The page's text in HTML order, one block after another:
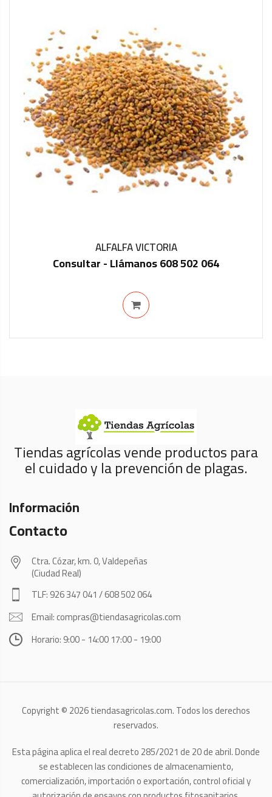
IN STOCK
ALFALFA VICTORIA
Consultar - Llámanos 608 502 064
Tiendas agrícolas vende productos para
el cuidado y la prevención de plagas.
Información
Contacto
Ctra. Cózar, km. 0, Valdepeñas
(Ciudad Real)
TLF: 926 347 041 / 608 502 064
Email: compras@tiendasagricolas.com
Horario: 9:00 - 14:00 17:00 - 19:00
Copyright © 2026 tiendasagricolas.com. Todos los derechos
reservados.
Esta página aplica el real decreto 285/2021 de 20 de abril. Donde
se establecen las condiciones de almacenamiento,
comercialización, importación o exportación, control oficial y